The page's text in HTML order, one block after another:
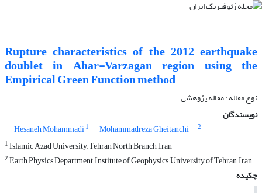
Rupture characteristics of the 2012 earthquake
doublet in Ahar-Varzagan region using the
Empirical Green Function method
نوع مقاله : مقاله پژوهشی‌
نویسندگان
Hesaneh Mohammadi1 Mohammadreza Gheitanchi
2
1Islamic Azad University, Tehran North Branch, Iran
2Earth Physics Department, Institute of Geophysics, University of Tehran, Iran
چکیده